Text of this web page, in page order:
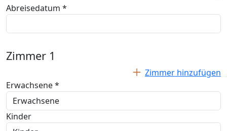
Abreisedatum *
Zimmer 1
Zimmer hinzufügen
Erwachsene *
Kinder